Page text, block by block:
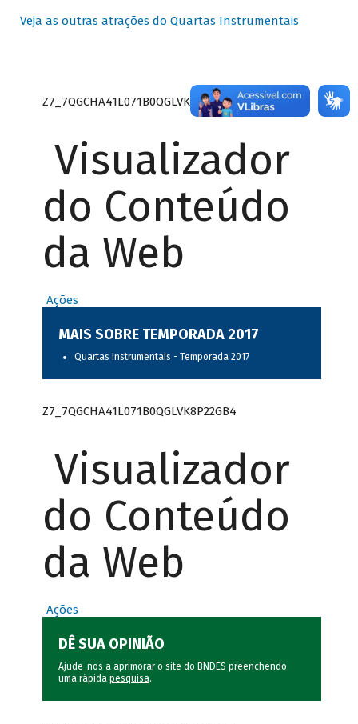
Veja as outras atrações do Quartas Instrumentais
Z7_7QGCHA41L071B0QGLVK8P22GJ7
Visualizador
do Conteúdo
da Web
Ações
MAIS SOBRE TEMPORADA 2017
Quartas Instrumentais - Temporada 2017
Z7_7QGCHA41L071B0QGLVK8P22GB4
Visualizador
do Conteúdo
da Web
Ações
DÊ SUA OPINIÃO
Ajude-nos a aprimorar o site do BNDES preenchendo
uma rápida pesquisa.